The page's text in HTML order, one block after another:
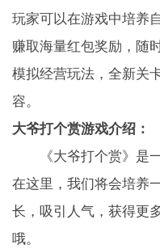
玩家可以在游戏中培养
赚取海量红包奖励，随
模拟经营玩法，全新关
容。
大爷打个赏游戏介绍：
《大爷打个赏》是一
在这里，我们将会培养
长，吸引人气，获得更
哦。